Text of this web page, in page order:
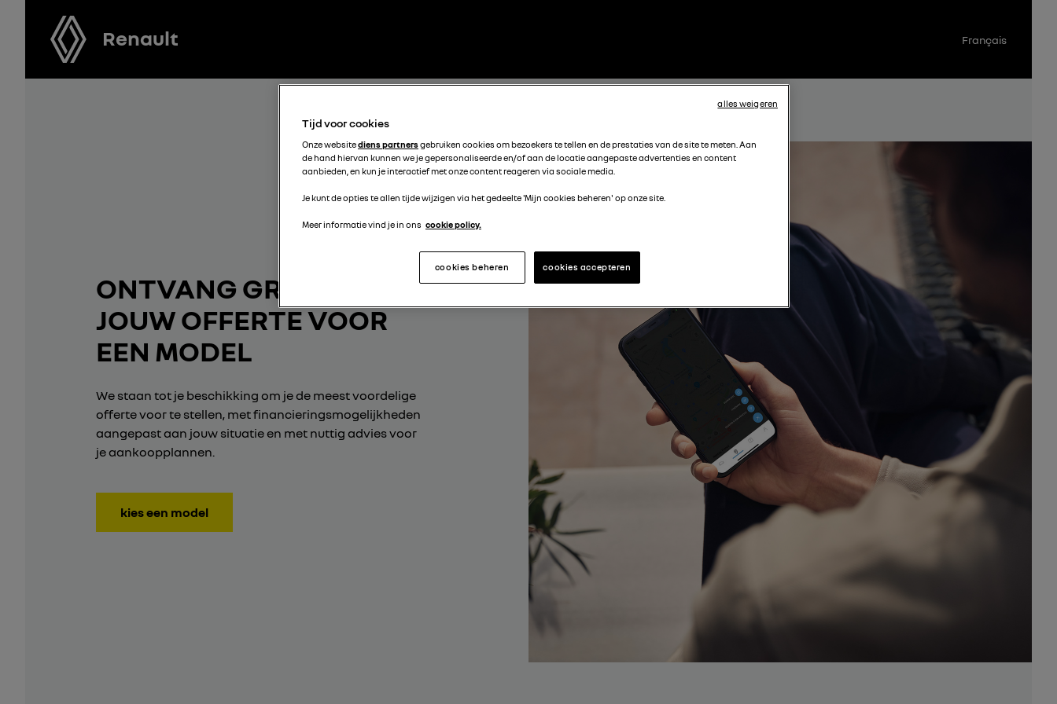
Renault Français
ONTVANG GRATIS
JOUW OFFERTE VOOR
EEN MODEL
We staan tot je beschikking om je de meest voordelige
offerte voor te stellen, met financieringsmogelijkheden
aangepast aan jouw situatie en met nuttig advies voor
je aankoopplannen.
kies een model
Tijd voor cookies
Onze websitediens partnersgebruiken cookies om bezoekers te tellen en de prestaties van de site te meten. Aan
de hand hiervan kunnen we je gepersonaliseerde en/of aan de locatie aangepaste advertenties en content
aanbieden, en kun je interactief met onze content reageren via sociale media.
Je kunt de opties te allen tijde wijzigen via het gedeelte 'Mijn cookies beheren' op onze site.
Meer informatie vind je in ons cookie policy.
cookies accepteren
cookies beheren
alles weigeren